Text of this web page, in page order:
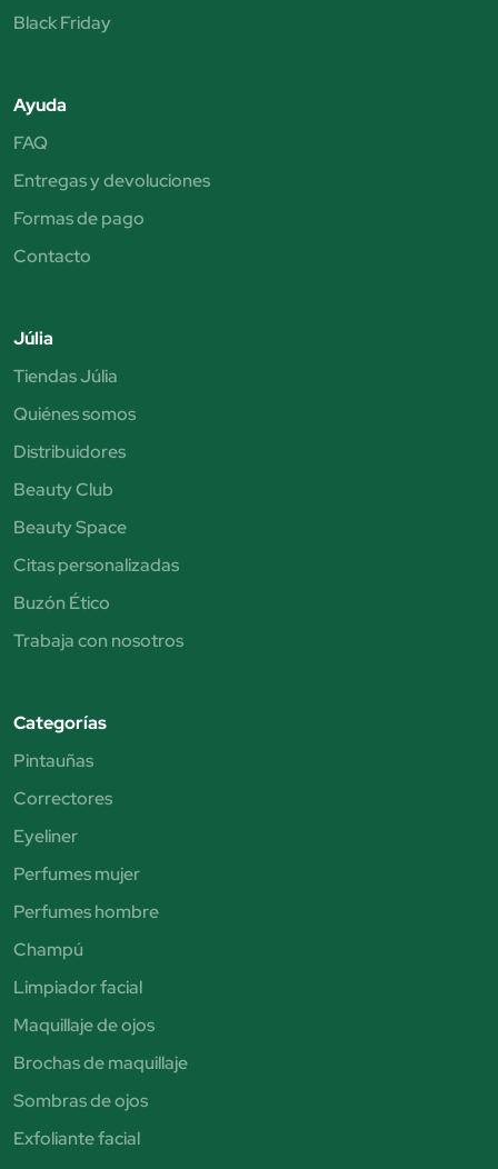
Black Friday
Ayuda
FAQ
Entregas y devoluciones
Formas de pago
Contacto
Júlia
Tiendas Júlia
Quiénes somos
Distribuidores
Beauty Club
Beauty Space
Citas personalizadas
Buzón Ético
Trabaja con nosotros
Categorías
Pintauñas
Correctores
Eyeliner
Perfumes mujer
Perfumes hombre
Champú
Limpiador facial
Maquillaje de ojos
Brochas de maquillaje
Sombras de ojos
Exfoliante facial